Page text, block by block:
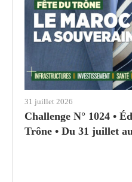
31 juillet 2026
Challenge N° 1024 •
Trône • Du 31 juillet